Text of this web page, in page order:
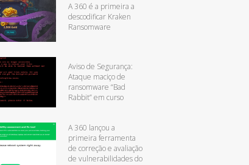
A 360 é a primeira a
descodificar Kraken
Ransomware
Aviso de Segurança:
Ataque maciço de
ransomware “Bad
Rabbit” em curso
A 360 lançou a
primeira ferramenta
de correção e avaliação
de vulnerabilidades do